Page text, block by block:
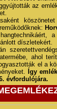
az
díszletekért.
ahol
el a
Így
évfordulójára.